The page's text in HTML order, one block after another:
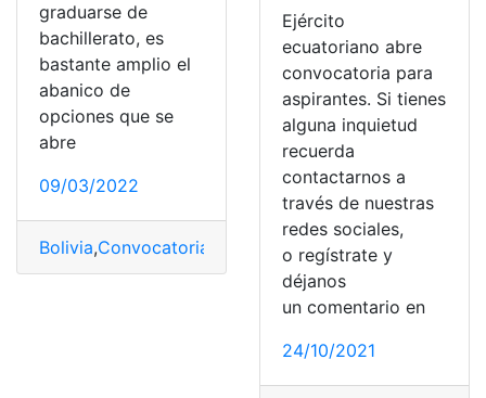
graduarse de
bachillerato, es
bastante amplio el
abanico de
opciones que se
abre
09/03/2022
Bolivia,Convocatorias Estudios Policía,Requisitos
Ejército
ecuatoriano abre
convocatoria para
aspirantes. Si tienes
alguna inquietud
recuerda
contactarnos a
través de nuestras
redes sociales,
o regístrate y
déjanos
un comentario en
24/10/2021